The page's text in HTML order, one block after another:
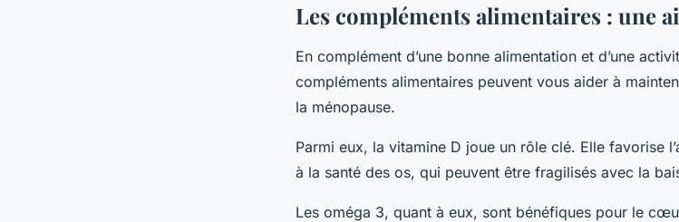
Les compléments alimentaires : une
En complément d’une bonne alimentation et d’une
compléments alimentaires peuvent vous aider à
la ménopause.
Parmi eux, la vitamine D joue un rôle clé. Elle favorise
à la santé des os, qui peuvent être fragilisés avec la
Les oméga 3, quant à eux, sont bénéfiques pour le